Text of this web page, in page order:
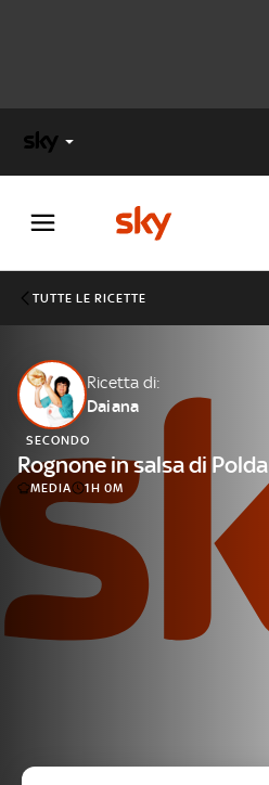
Cos’altro vedere:
PROGRAMMI SKY
Un mondo di offerte:
SKY.IT
NOW
TUTTE LE RICETTE
Ricetta di:
Daiana
SECONDO
Rognone in salsa di Polda
MEDIA 1H 0M